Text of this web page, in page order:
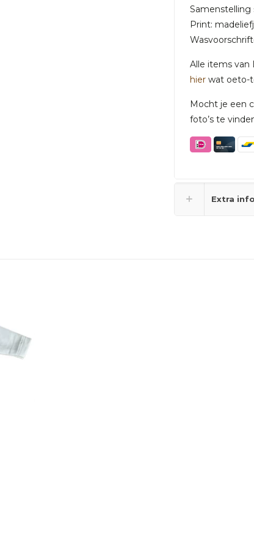
Samenstelling
Print:
Alle items van
hier wat oeto-
Mocht je een
foto’s te
Extra